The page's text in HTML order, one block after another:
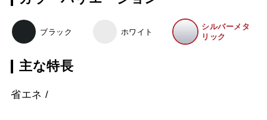
ブラック ホワイト
シルバーメタ
リック
主な特長
省エネ